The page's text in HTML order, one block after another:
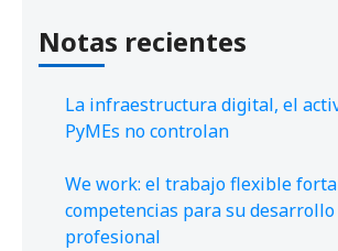
Notas recientes
La infraestructura digital, el
PyMEs no controlan
We work: el trabajo flexible
competencias para su desarrollo
profesional